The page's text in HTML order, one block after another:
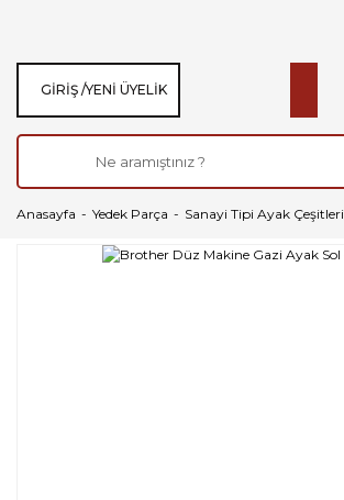
GIRIŞ /YENI ÜYELIK
Anasayfa Yedek Parça Sanayi Tipi Ayak Çeşitleri